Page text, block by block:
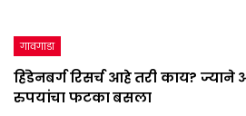
गावगाडा
हिंडेनबर्ग रिसर्च आहे तरी काय? ज्याने
रुपयांचा फटका बसला